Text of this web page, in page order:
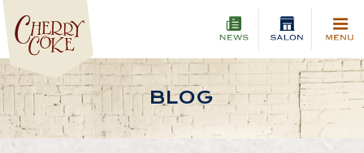
BLOG